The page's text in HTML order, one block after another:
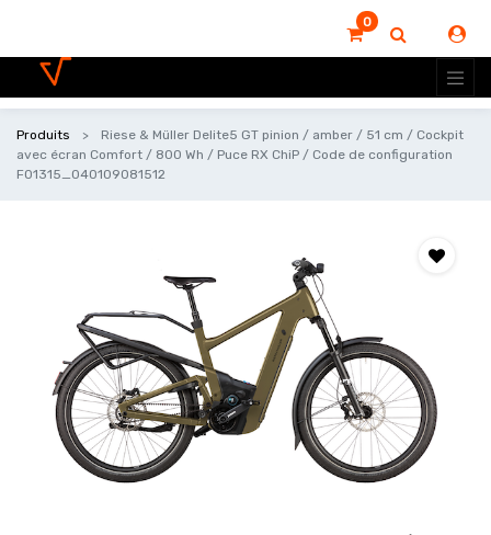
0
Produits
Riese & Müller Delite5 GT pinion / amber / 51 cm / Cockpit
avec écran Comfort / 800 Wh / Puce RX ChiP / Code de configuration
F01315_040109081512